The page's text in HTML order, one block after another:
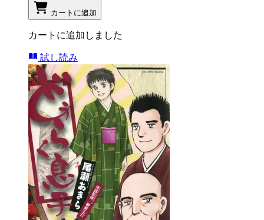
カートに追加
カートに追加しました
試し読み